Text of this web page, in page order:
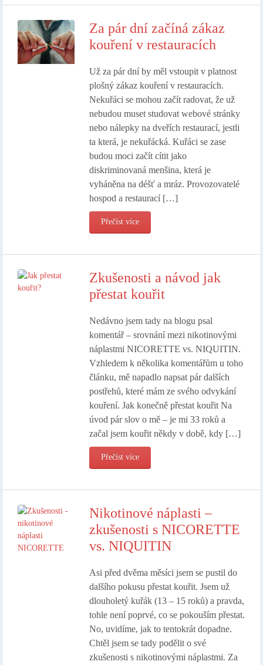
Za pár dní začíná zákaz
kouření v restauracích
Už za pár dní by měl vstoupit v platnost
plošný zákaz kouření v restauracích.
Nekuřáci se mohou začít radovat, že už
nebudou muset studovat webové stránky
nebo nálepky na dveřích restaurací, jestli
ta která, je nekuřácká. Kuřáci se zase
budou moci začít cítit jako
diskriminovaná menšina, která je
vyháněna na déšť a mráz. Provozovatelé
hospod a restaurací […]
Přečíst více
Zkušenosti a návod jak
přestat kouřit
Nedávno jsem tady na blogu psal
komentář – srovnání mezi nikotinovými
náplastmi NICORETTE vs. NIQUITIN.
Vzhledem k několika komentářům u toho
článku, mě napadlo napsat pár dalších
postřehů, které mám ze svého odvykání
kouření. Jak konečně přestat kouřit Na
úvod pár slov o mě – je mi 33 roků a
začal jsem kouřit někdy v době, kdy […]
Přečíst více
Nikotinové náplasti –
zkušenosti s NICORETTE
vs. NIQUITIN
Asi před dvěma měsíci jsem se pustil do
dalšího pokusu přestat kouřit. Jsem už
dlouholetý kuřák (13 – 15 roků) a pravda,
tohle není poprvé, co se pokouším přestat.
No, uvidíme, jak to tentokrát dopadne.
Chtěl jsem se tady podělit o své
zkušenosti s nikotinovými náplastmi. Za